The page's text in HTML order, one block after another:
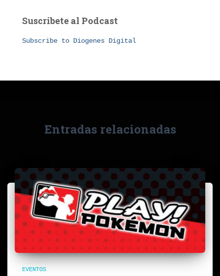
Suscribete al Podcast
Subscribe to Diogenes Digital
Entradas relacionadas
EVENTOS